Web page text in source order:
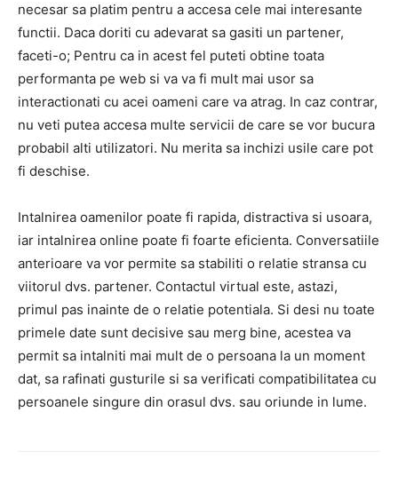
necesar sa platim pentru a accesa cele mai interesante
functii. Daca doriti cu adevarat sa gasiti un partener,
faceti-o; Pentru ca in acest fel puteti obtine toata
performanta pe web si va va fi mult mai usor sa
interactionati cu acei oameni care va atrag. In caz contrar,
nu veti putea accesa multe servicii de care se vor bucura
probabil alti utilizatori. Nu merita sa inchizi usile care pot
fi deschise.
Intalnirea oamenilor poate fi rapida, distractiva si usoara,
iar intalnirea online poate fi foarte eficienta. Conversatiile
anterioare va vor permite sa stabiliti o relatie stransa cu
viitorul dvs. partener. Contactul virtual este, astazi,
primul pas inainte de o relatie potentiala. Si desi nu toate
primele date sunt decisive sau merg bine, acestea va
permit sa intalniti mai mult de o persoana la un moment
dat, sa rafinati gusturile si sa verificati compatibilitatea cu
persoanele singure din orasul dvs. sau oriunde in lume.